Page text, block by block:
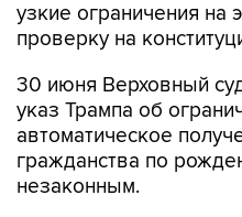
узкие ограничения на
проверку на
30 июня Верховный
указ Трампа об
автоматическое
гражданства по
незаконным.